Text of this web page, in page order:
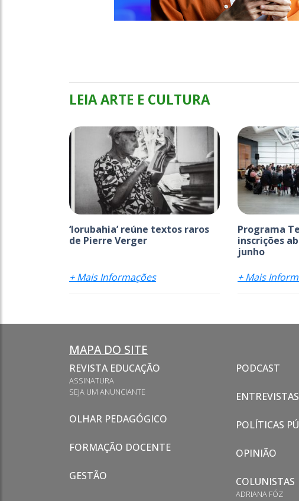
LEIA ARTE E CULTURA
‘Iorubahia’ reúne textos raros
de Pierre Verger
+ Mais Informações
Programa
inscrições
junho
+ Mais
MAPA DO SITE
REVISTA EDUCAÇÃO
ASSINATURA
SEJA UM ANUNCIANTE
OLHAR PEDAGÓGICO
FORMAÇÃO DOCENTE
GESTÃO
PODCAST
ENTREVISTAS
POLÍTICAS
OPINIÃO
COLUNISTAS
ADRIANA FÓZ